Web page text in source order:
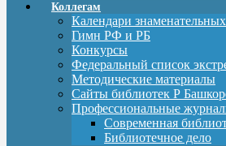
Коллегам
Календари
Гимн РФ и РБ
Конкурсы
Федеральный список
Методические материалы
Сайты библиотек Р
Профессиональные
Современная
Библиотечное дело